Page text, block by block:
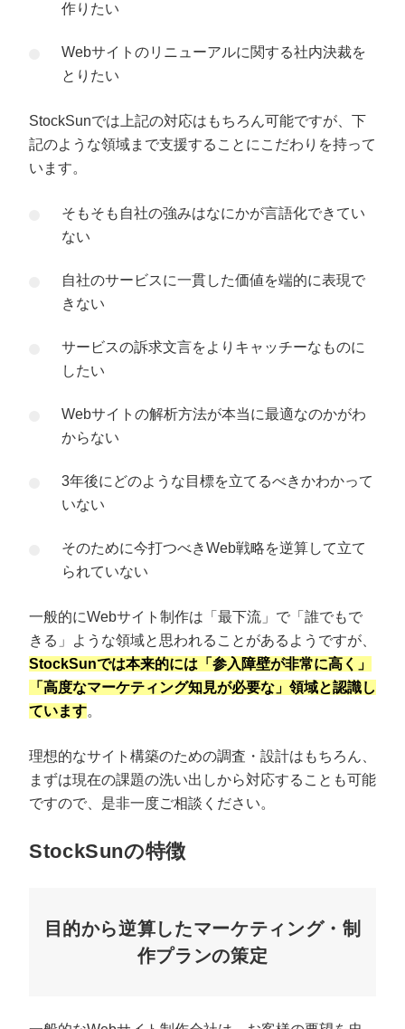
作りたい
Webサイトのリニューアルに関する社内決裁を
とりたい
StockSunでは上記の対応はもちろん可能ですが、下
記のような領域まで支援することにこだわりを持って
います。
そもそも自社の強みはなにかが言語化できてい
ない
自社のサービスに一貫した価値を端的に表現で
きない
サービスの訴求文言をよりキャッチーなものに
したい
Webサイトの解析方法が本当に最適なのかがわ
からない
3年後にどのような目標を立てるべきかわかって
いない
そのために今打つべきWeb戦略を逆算して立て
られていない
一般的にWebサイト制作は「最下流」で「誰でもで
きる」ような領域と思われることがあるようですが、
StockSunでは本来的には「参入障壁が非常に高く」
「高度なマーケティング知見が必要な」領域と認識し
ています。
理想的なサイト構築のための調査・設計はもちろん、
まずは現在の課題の洗い出しから対応することも可能
ですので、是非一度ご相談ください。
StockSunの特徴
目的から逆算したマーケティング・制
作プランの策定